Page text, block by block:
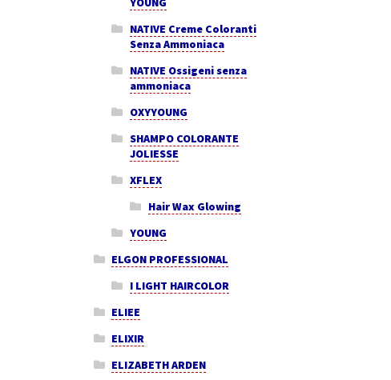
NATIVE Creme Coloranti
Senza Ammoniaca
NATIVE Ossigeni senza
ammoniaca
OXYYOUNG
SHAMPO COLORANTE
JOLIESSE
XFLEX
Hair Wax Glowing
YOUNG
ELGON PROFESSIONAL
I LIGHT HAIRCOLOR
ELIEE
ELIXIR
ELIZABETH ARDEN